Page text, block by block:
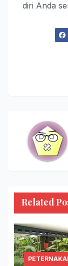
diri Anda
Related